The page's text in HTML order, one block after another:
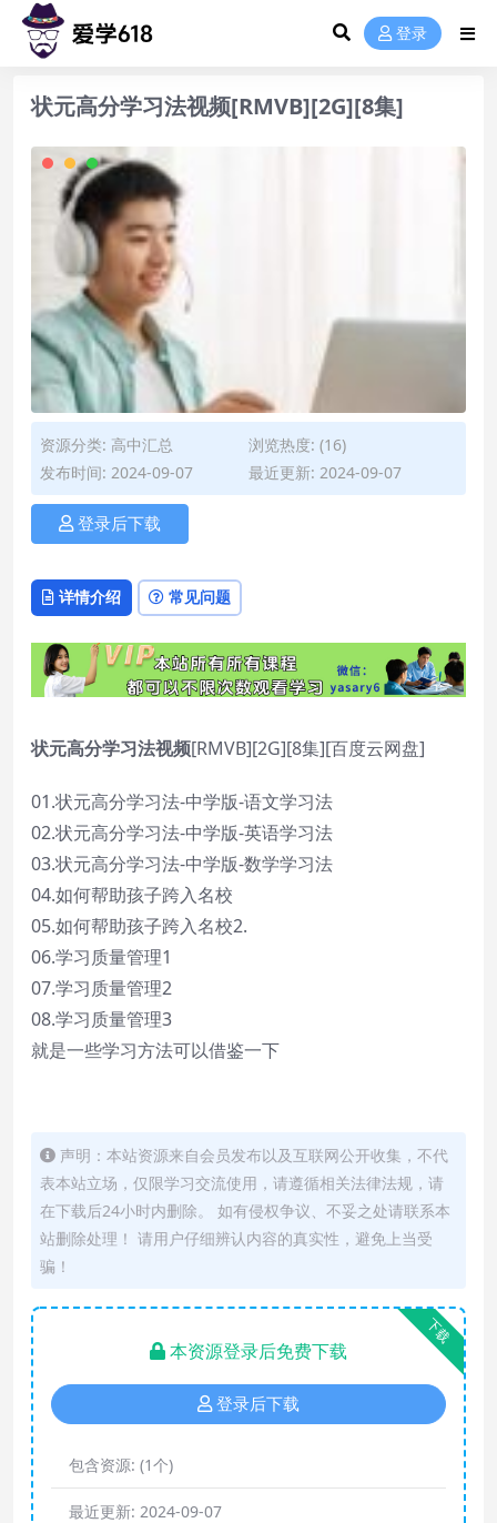
登录
状元高分学习法视频[RMVB][2G][8集]
资源分类: 高中汇总
浏览热度: (16)
发布时间: 2024-09-07
最近更新: 2024-09-07
登录后下载
详情介绍 常见问题
状元高分学习法视频[RMVB][2G][8集][百度云网盘]
01.状元高分学习法-中学版-语文学习法
02.状元高分学习法-中学版-英语学习法
03.状元高分学习法-中学版-数学学习法
04.如何帮助孩子跨入名校
05.如何帮助孩子跨入名校2.
06.学习质量管理1
07.学习质量管理2
08.学习质量管理3
就是一些学习方法可以借鉴一下
声明：本站资源来自会员发布以及互联网公开收集，不代
表本站立场，仅限学习交流使用，请遵循相关法律法规，请
在下载后24小时内删除。 如有侵权争议、不妥之处请联系本
站删除处理！ 请用户仔细辨认内容的真实性，避免上当受
骗！
下载
本资源登录后免费下载
登录后下载
包含资源: (1个)
最近更新: 2024-09-07